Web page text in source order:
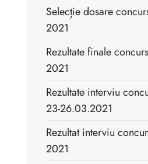
Selecție dosare
2021
Rezultate finale
2021
Rezultate interviu
23-26.03.2021
Rezultat interviu
2021